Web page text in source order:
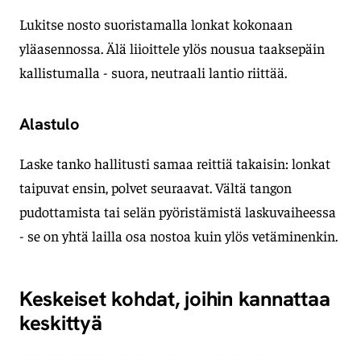
Lukitse nosto suoristamalla lonkat kokonaan
yläasennossa. Älä liioittele ylös nousua taaksepäin
kallistumalla - suora, neutraali lantio riittää.
Alastulo
Laske tanko hallitusti samaa reittiä takaisin: lonkat
taipuvat ensin, polvet seuraavat. Vältä tangon
pudottamista tai selän pyöristämistä laskuvaiheessa
- se on yhtä lailla osa nostoa kuin ylös vetäminenkin.
Keskeiset kohdat, joihin kannattaa
keskittyä